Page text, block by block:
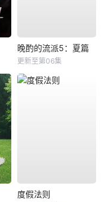
晚酌的流派5：夏篇
更新至第06集
度假法则